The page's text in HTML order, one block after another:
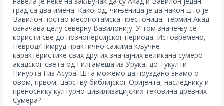
град са два имена. Какогод, чињеница је да након што је
Вавилон постао месопотамска престоница, термин Акад
означава целу северну Вавилонију. У том значењу се
користи све до позноперсијског периода. Истовремено,
Неврод/Нимруд практично сажима кључне
карактеристике свих других значајних великана сумеро-
акадског света од Гилгамеша из Урука, до Тукулти-
Нинурта I из Асура. Шта можемо да поуздано знамо о
овом, првом, царству библијског Оријента, наследнику и
преноснику културно-цивилизацијских тековина древних
Сумера?